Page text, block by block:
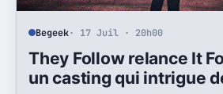
Begeek· 17 Juil · 20h00
They Follow relance It
un casting qui intrigue